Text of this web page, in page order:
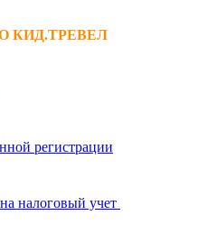
КИД.ТРЕВЕЛ
регистрации
налоговый учет